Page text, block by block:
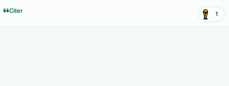
Citer 1